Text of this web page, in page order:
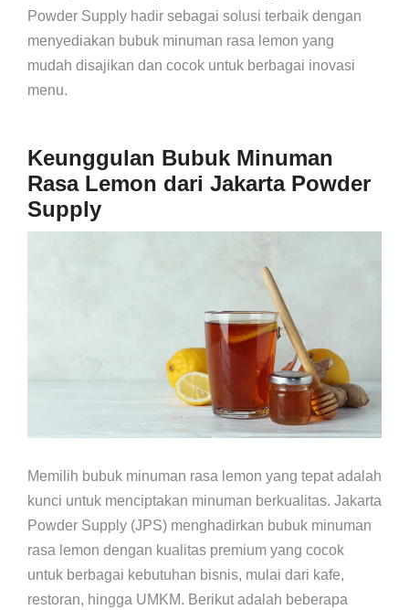
Powder Supply hadir sebagai solusi terbaik dengan
menyediakan bubuk minuman rasa lemon yang
mudah disajikan dan cocok untuk berbagai inovasi
menu.
Keunggulan Bubuk Minuman
Rasa Lemon dari Jakarta Powder
Supply
Memilih bubuk minuman rasa lemon yang tepat adalah
kunci untuk menciptakan minuman berkualitas. Jakarta
Powder Supply (JPS) menghadirkan bubuk minuman
rasa lemon dengan kualitas premium yang cocok
untuk berbagai kebutuhan bisnis, mulai dari kafe,
restoran, hingga UMKM. Berikut adalah beberapa